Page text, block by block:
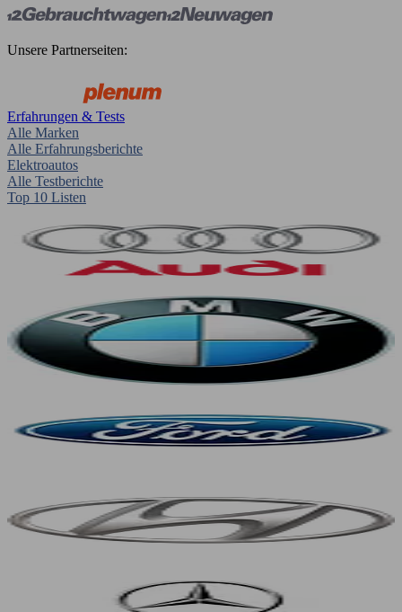
Unsere Partnerseiten:
Erfahrungen & Tests
Alle Marken
Alle Erfahrungsberichte
Elektroautos
Alle Testberichte
Top 10 Listen